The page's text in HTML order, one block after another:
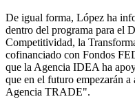
De igual forma, López ha
dentro del programa para el
Competitividad, la
cofinanciado con Fondos
que la Agencia IDEA ha
que en el futuro empezarán a
Agencia TRADE".